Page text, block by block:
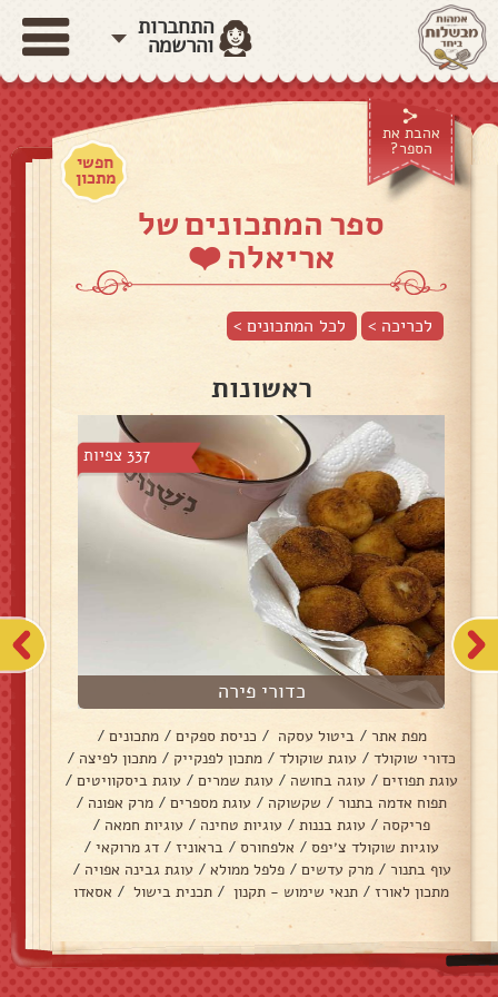
התחברות
והרשמה
אהבת את
הספר?
חפשי
מתכון
ספר המתכונים של
אריאלה ❤️
לכריכה > לכל המתכונים >
ראשונות
337 צפיות
כדורי פירה
מפת אתר / ביטול עסקה / כניסת ספקים / מתכונים /
כדורי שוקולד / עוגת שוקולד / מתכון לפנקייק / מתכון לפיצה /
עוגת תפוזים / עוגה בחושה / עוגת שמרים / עוגת ביסקוויטים /
תפוח אדמה בתנור / שקשוקה / עוגת מספרים / מרק אפונה /
פריקסה / עוגת בננות / עוגיות טחינה / עוגיות חמאה /
עוגיות שוקולד צ׳יפס / אלפחורס / בראוניז / דג מרוקאי /
עוף בתנור / מרק עדשים / פלפל ממולא / עוגת גבינה אפויה /
מתכון לאורז / תנאי שימוש - תקנון / תכנית בישול / אסאדו